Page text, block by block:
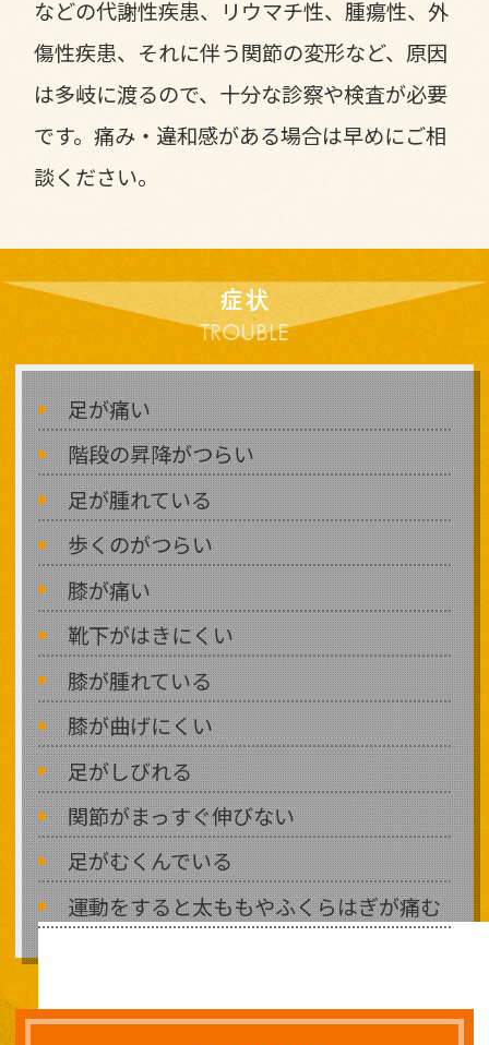
などの代謝性疾患、リウマチ性、腫瘍性、外
傷性疾患、それに伴う関節の変形など、原因
は多岐に渡るので、十分な診察や検査が必要
です。痛み・違和感がある場合は早めにご相
談ください。
症状
TROUBLE
足が痛い
階段の昇降がつらい
足が腫れている
歩くのがつらい
膝が痛い
靴下がはきにくい
膝が腫れている
膝が曲げにくい
足がしびれる
関節がまっすぐ伸びない
足がむくんでいる
運動をすると太ももやふくらはぎが痛む